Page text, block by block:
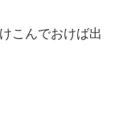
こんでおけば出